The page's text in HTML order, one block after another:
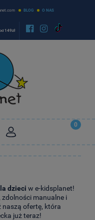
BLOG O NAS
149zł  
dzieci w e-kidsplanet!
manualne i
naszą ofertę, która
już teraz!